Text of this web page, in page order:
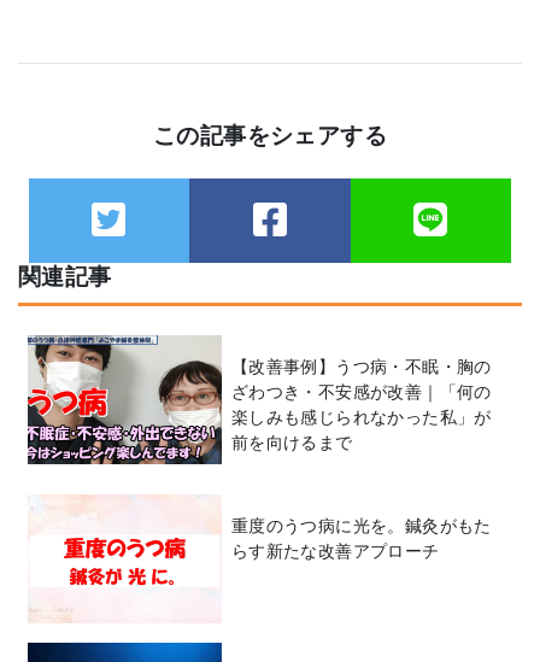
この記事をシェアする
関連記事
【改善事例】うつ病・不眠・胸の
ざわつき・不安感が改善｜「何の
楽しみも感じられなかった私」が
前を向けるまで
重度のうつ病に光を。鍼灸がもた
らす新たな改善アプローチ